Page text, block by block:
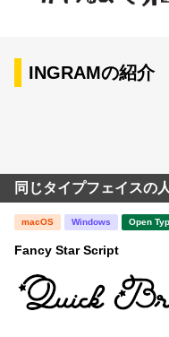
INGRAMの紹介
同じタイプフェイスの
macOS Windows Open
Fancy Star Script